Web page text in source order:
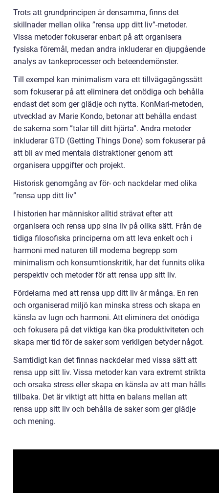
Trots att grundprincipen är densamma, finns det
skillnader mellan olika ”rensa upp ditt liv”-metoder.
Vissa metoder fokuserar enbart på att organisera
fysiska föremål, medan andra inkluderar en djupgående
analys av tankeprocesser och beteendemönster.
Till exempel kan minimalism vara ett tillvägagångssätt
som fokuserar på att eliminera det onödiga och behålla
endast det som ger glädje och nytta. KonMari-metoden,
utvecklad av Marie Kondo, betonar att behålla endast
de sakerna som ”talar till ditt hjärta”. Andra metoder
inkluderar GTD (Getting Things Done) som fokuserar på
att bli av med mentala distraktioner genom att
organisera uppgifter och projekt.
Historisk genomgång av för- och nackdelar med olika
”rensa upp ditt liv”
I historien har människor alltid strävat efter att
organisera och rensa upp sina liv på olika sätt. Från de
tidiga filosofiska principerna om att leva enkelt och i
harmoni med naturen till moderna begrepp som
minimalism och konsumtionskritik, har det funnits olika
perspektiv och metoder för att rensa upp sitt liv.
Fördelarna med att rensa upp ditt liv är många. En ren
och organiserad miljö kan minska stress och skapa en
känsla av lugn och harmoni. Att eliminera det onödiga
och fokusera på det viktiga kan öka produktiviteten och
skapa mer tid för de saker som verkligen betyder något.
Samtidigt kan det finnas nackdelar med vissa sätt att
rensa upp sitt liv. Vissa metoder kan vara extremt strikta
och orsaka stress eller skapa en känsla av att man hålls
tillbaka. Det är viktigt att hitta en balans mellan att
rensa upp sitt liv och behålla de saker som ger glädje
och mening.